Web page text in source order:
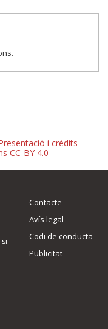
o
millora, ompliu els
del qual voleu informar-
i crèdits –
CC-BY 4.0
si
Contacte
Avís legal
Codi de conducta
Publicitat